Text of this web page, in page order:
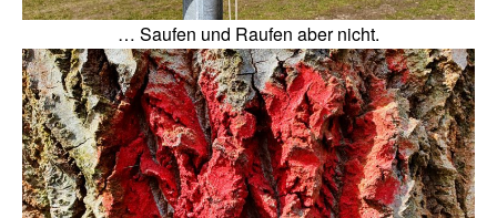
… Saufen und Raufen aber nicht.